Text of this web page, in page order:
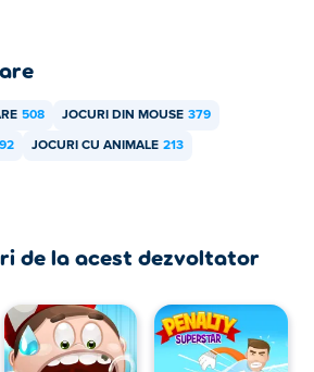
508 JOCURI DIN MOUSE 379
JOCURI CU ANIMALE 213
de la acest dezvoltator